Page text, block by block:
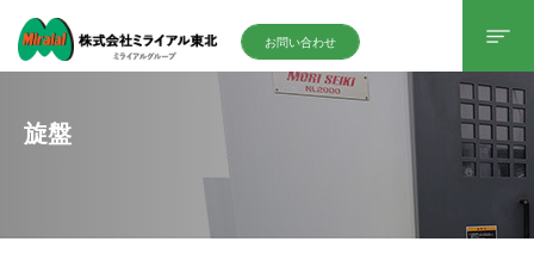
お問い合わせ
旋盤